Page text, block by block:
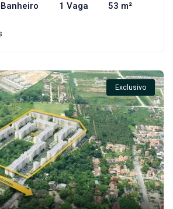
1 Vaga 53 m²
Exclusivo